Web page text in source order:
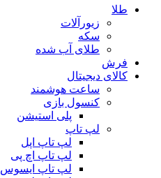
طلا
زیورآلات
سکه
طلای آب شده
فرش
کالای دیجیتال
ساعت هوشمند
کنسول بازی
پلی استیشن
لپ تاپ
لپ تاپ اپل
لپ تاپ اچ پی
لپ تاپ ایسوس